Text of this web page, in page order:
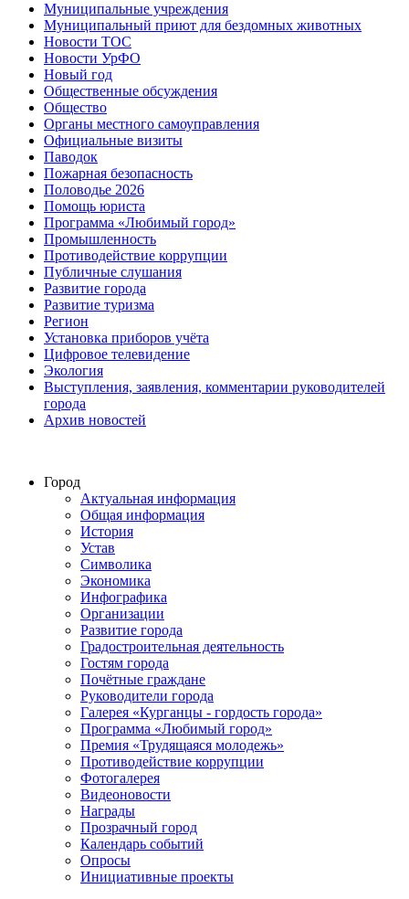
Муниципальные учреждения
Муниципальный приют для бездомных животных
Новости ТОС
Новости УрФО
Новый год
Общественные обсуждения
Общество
Органы местного самоуправления
Официальные визиты
Паводок
Пожарная безопасность
Половодье 2026
Помощь юриста
Программа «Любимый город»
Промышленность
Противодействие коррупции
Публичные слушания
Развитие города
Развитие туризма
Регион
Установка приборов учёта
Цифровое телевидение
Экология
Выступления, заявления, комментарии руководителей
города
Архив новостей
Город
Актуальная информация
Общая информация
История
Устав
Символика
Экономика
Инфографика
Организации
Развитие города
Градостроительная деятельность
Гостям города
Почётные граждане
Руководители города
Галерея «Курганцы - гордость города»
Программа «Любимый город»
Премия «Трудящаяся молодежь»
Противодействие коррупции
Фотогалерея
Видеоновости
Награды
Прозрачный город
Календарь событий
Опросы
Инициативные проекты